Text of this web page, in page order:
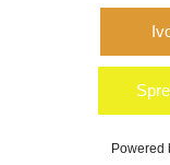
Del blog al
ventas
Powered